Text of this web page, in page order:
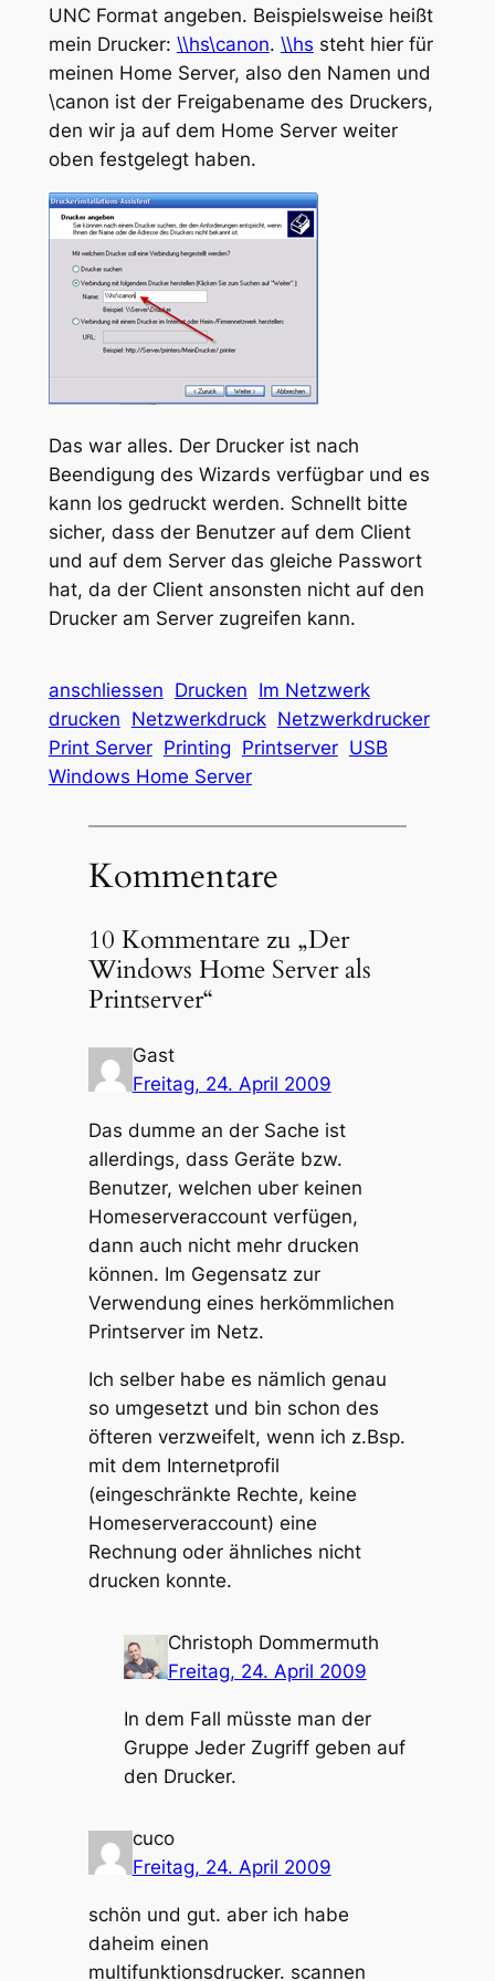
UNC Format angeben. Beispielsweise heißt
mein Drucker: \\hs\canon. \\hs steht hier für
meinen Home Server, also den Namen und
\canon ist der Freigabename des Druckers,
den wir ja auf dem Home Server weiter
oben festgelegt haben.
Das war alles. Der Drucker ist nach
Beendigung des Wizards verfügbar und es
kann los gedruckt werden. Schnellt bitte
sicher, dass der Benutzer auf dem Client
und auf dem Server das gleiche Passwort
hat, da der Client ansonsten nicht auf den
Drucker am Server zugreifen kann.
anschliessen Drucken Im Netzwerk
drucken Netzwerkdruck Netzwerkdrucker
Print Server Printing Printserver USB
Windows Home Server
Kommentare
10 Kommentare zu „Der
Windows Home Server als
Printserver“
Gast
Freitag, 24. April 2009
Das dumme an der Sache ist
allerdings, dass Geräte bzw.
Benutzer, welchen uber keinen
Homeserveraccount verfügen,
dann auch nicht mehr drucken
können. Im Gegensatz zur
Verwendung eines herkömmlichen
Printserver im Netz.
Ich selber habe es nämlich genau
so umgesetzt und bin schon des
öfteren verzweifelt, wenn ich z.Bsp.
mit dem Internetprofil
(eingeschränkte Rechte, keine
Homeserveraccount) eine
Rechnung oder ähnliches nicht
drucken konnte.
Christoph Dommermuth
Freitag, 24. April 2009
In dem Fall müsste man der
Gruppe Jeder Zugriff geben auf
den Drucker.
cuco
Freitag, 24. April 2009
schön und gut. aber ich habe
daheim einen
multifunktionsdrucker. scannen